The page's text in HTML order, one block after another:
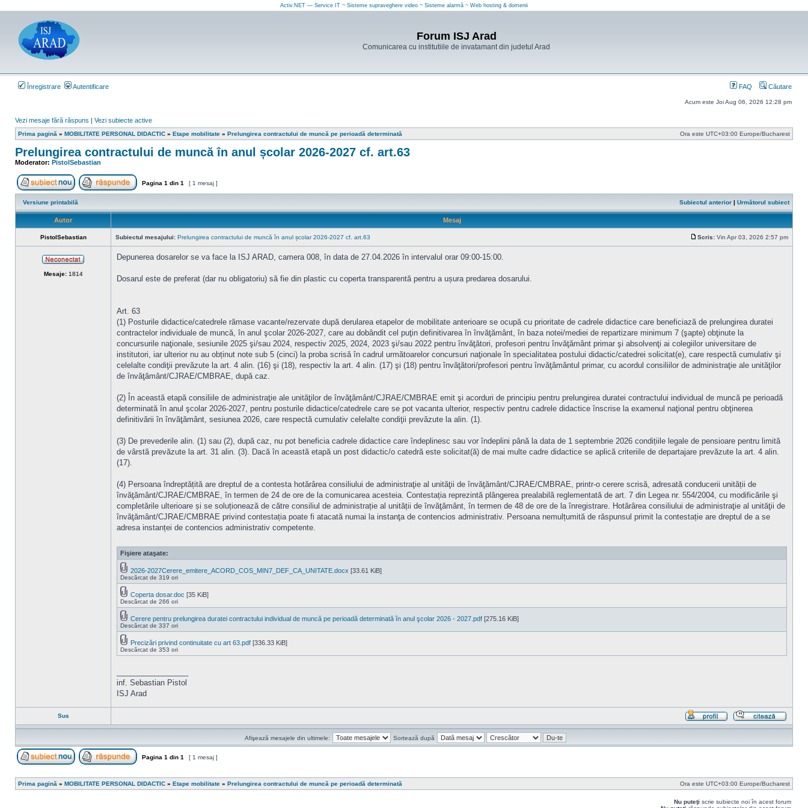
Activ.NET — Service IT ~ Sisteme supraveghere video ~ Sisteme alarmă ~ Web hosting & domenii
Forum ISJ Arad
Comunicarea cu institutiile de invatamant din judetul Arad
Înregistrare Autentificare FAQ Căutare
Acum este Joi Aug 06, 2026 12:28 pm
Vezi mesaje fără răspuns | Vezi subiecte active
Prima pagină » MOBILITATE PERSONAL DIDACTIC » Etape mobilitate » Prelungirea contractului de muncă pe perioadă determinată Ora este UTC+03:00 Europe/Bucharest
Prelungirea contractului de muncă în anul școlar 2026-2027 cf. art.63
Moderator: PistolSebastian
Scrie un subiect nou Răspunde la subiect
Pagina 1 din 1 [ 1 mesaj ]
Versiune printabilă Subiectul anterior | Următorul subiect
Autor Mesaj
PistolSebastian Subiectul mesajului: Prelungirea contractului de muncă în anul școlar 2026-2027 cf. art.63
Scris: Vin Apr 03, 2026 2:57 pm
Mesaje:1814
Depunerea dosarelor se va face la ISJ ARAD, camera 008, în data de 27.04.2026 în intervalul orar 09:00-15:00.
Dosarul este de preferat (dar nu obligatoriu) să fie din plastic cu coperta transparentă pentru a ușura predarea dosarului.
Art. 63
(1) Posturile didactice/catedrele rămase vacante/rezervate după derularea etapelor de mobilitate anterioare se ocupă cu prioritate de cadrele didactice care beneficiază de prelungirea duratei
contractelor individuale de muncă, în anul şcolar 2026-2027, care au dobândit cel puţin definitivarea în învăţământ, în baza notei/mediei de repartizare minimum 7 (şapte) obţinute la
concursurile naţionale, sesiunile 2025 şi/sau 2024, respectiv 2025, 2024, 2023 şi/sau 2022 pentru învăţători, profesori pentru învăţământ primar şi absolvenţi ai colegiilor universitare de
institutori, iar ulterior nu au obținut note sub 5 (cinci) la proba scrisă în cadrul următoarelor concursuri naţionale în specialitatea postului didactic/catedrei solicitat(e), care respectă cumulativ şi
celelalte condiţii prevăzute la art. 4 alin. (16) şi (18), respectiv la art. 4 alin. (17) şi (18) pentru învăţători/profesori pentru învăţământul primar, cu acordul consiliilor de administraţie ale unităţilor
de învăţământ/CJRAE/CMBRAE, după caz.
(2) În această etapă consiliile de administraţie ale unităţilor de învăţământ/CJRAE/CMBRAE emit şi acorduri de principiu pentru prelungirea duratei contractului individual de muncă pe perioadă
determinată în anul şcolar 2026-2027, pentru posturile didactice/catedrele care se pot vacanta ulterior, respectiv pentru cadrele didactice înscrise la examenul naţional pentru obţinerea
definitivării în învăţământ, sesiunea 2026, care respectă cumulativ celelalte condiţii prevăzute la alin. (1).
(3) De prevederile alin. (1) sau (2), după caz, nu pot beneficia cadrele didactice care îndeplinesc sau vor îndeplini până la data de 1 septembrie 2026 condițiile legale de pensioare pentru limită
de vârstă prevăzute la art. 31 alin. (3). Dacă în această etapă un post didactic/o catedră este solicitat(ă) de mai multe cadre didactice se aplică criteriile de departajare prevăzute la art. 4 alin.
(17).
(4) Persoana îndreptățită are dreptul de a contesta hotărârea consiliului de administraţie al unităţii de învăţământ/CJRAE/CMBRAE, printr-o cerere scrisă, adresată conducerii unității de
învăţământ/CJRAE/CMBRAE, în termen de 24 de ore de la comunicarea acesteia. Contestația reprezintă plângerea prealabilă reglementată de art. 7 din Legea nr. 554/2004, cu modificările şi
completările ulterioare și se soluționează de către consiliul de administrație al unității de învăţământ, în termen de 48 de ore de la înregistrare. Hotărârea consiliului de administraţie al unităţii de
învăţământ/CJRAE/CMBRAE privind contestația poate fi atacată numai la instanţa de contencios administrativ. Persoana nemulțumită de răspunsul primit la contestație are dreptul de a se
adresa instanței de contencios administrativ competente.
Fişiere ataşate:
2026-2027Cerere_emitere_ACORD_COS_MIN7_DEF_CA_UNITATE.docx [33.61 KiB]
Descărcat de 319 ori
Coperta dosar.doc [35 KiB]
Descărcat de 266 ori
Cerere pentru prelungirea duratei contractului individual de muncă pe perioadă determinată în anul şcolar 2026 - 2027.pdf [275.16 KiB]
Descărcat de 337 ori
Precizări privind continuitate cu art 63.pdf [336.33 KiB]
Descărcat de 353 ori
inf. Sebastian Pistol
ISJ Arad
Sus
cu
Profil
Afişează mesajele din ultimele:
Sortează după
Pagina 1 din 1 [ 1 mesaj ]
Prima pagină » MOBILITATE PERSONAL DIDACTIC » Etape mobilitate » Prelungirea contractului de muncă pe perioadă determinată Ora este UTC+03:00 Europe/Bucharest
Nu puteţi scrie subiecte noi în acest forum